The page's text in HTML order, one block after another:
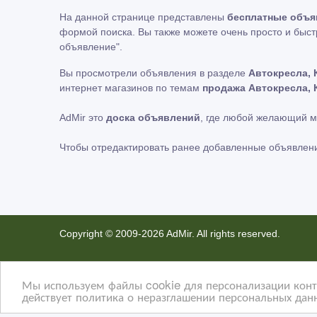
Мы используем файлы cookie для персонализации
действует политика о неразглашении персональных
На данной странице представлены бесплатные
формой поиска. Вы также можете очень просто и
объявление".
Вы просмотрели объявления в разделе Автокресла,
интернет магазинов по темам продажа Автокресла,
AdMir это доска объявлений, где любой желающий
Чтобы отредактировать ранее добавленные
Copyright © 2009-2026 AdMir. All rights reserved.
Администрация сайта AdMir не несет
Конфиденциальность наших пользователей
не несем ответственность за правила
На некоторых страницах нашего сайта